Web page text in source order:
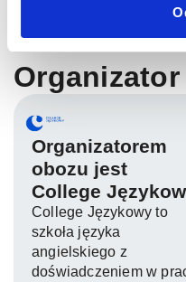
Organizator
Organizatorem
obozu jest
College
College Językowy to
szkoła języka
angielskiego z
doświadczeniem w